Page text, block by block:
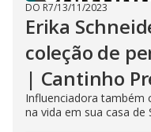
DO R7/13/11/2023
Erika
coleção de
| Cantinho
Influenciadora também
na vida em sua casa de